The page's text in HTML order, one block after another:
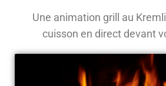
Une animation grill au
cuisson en direct devant